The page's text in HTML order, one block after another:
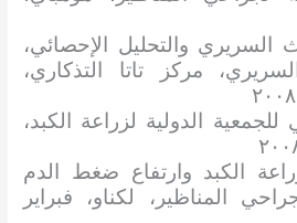
السريري والتحليل الإحصائي،
مركز تاتا التذكاري،
للجمعية الدولية لزراعة الكبد،
الكبد وارتفاع ضغط الدم
المناظير، لكناو، فبراير